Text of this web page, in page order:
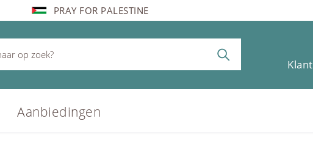
PRAY FOR PALESTINE
Aanbiedingen